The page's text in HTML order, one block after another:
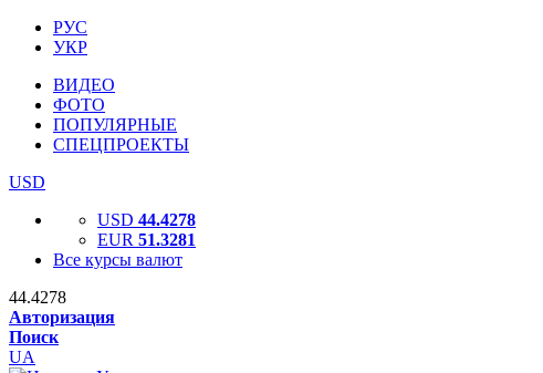
РУС
УКР
ВИДЕО
ФОТО
ПОПУЛЯРНЫЕ
СПЕЦПРОЕКТЫ
USD
USD 44.4278
EUR 51.3281
Все курсы валют
44.4278
Авторизация
Поиск
UA